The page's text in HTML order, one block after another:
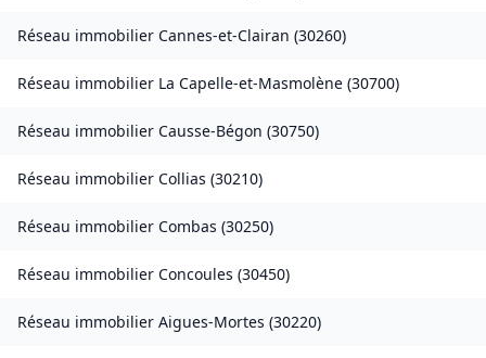
Réseau immobilier Cannes-et-Clairan (30260)
Réseau immobilier La Capelle-et-Masmolène (30700)
Réseau immobilier Causse-Bégon (30750)
Réseau immobilier Collias (30210)
Réseau immobilier Combas (30250)
Réseau immobilier Concoules (30450)
Réseau immobilier Aigues-Mortes (30220)